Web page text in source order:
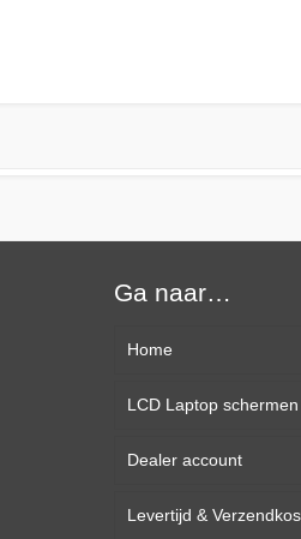
Ga naar…
Home
LCD Laptop schermen
13,3 inch
14,0 inch
Dealer account
Levertijd &